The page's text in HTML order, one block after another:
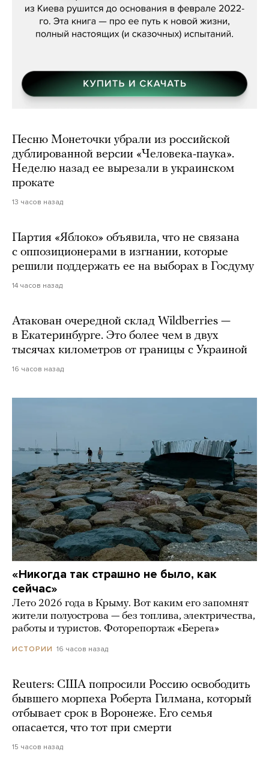
Песню Монеточки убрали из российской
дублированной версии «Человека-паука».
Неделю назад ее вырезали в украинском
прокате
13 часов назад
Партия «Яблоко» объявила, что не связана
с оппозиционерами в изгнании, которые
решили поддержать ее на выборах в Госдуму
14 часов назад
Атакован очередной склад Wildberries —
в Екатеринбурге. Это более чем в двух
тысячах километров от границы с Украиной
16 часов назад
«Никогда так страшно не было, как
сейчас»
Лето 2026 года в Крыму. Вот каким его запомнят
жители полуострова — без топлива, электричества,
работы и туристов. Фоторепортаж «Берега»
ИСТОРИИ 16 часов назад
Reuters: США попросили Россию освободить
бывшего морпеха Роберта Гилмана, который
отбывает срок в Воронеже. Его семья
опасается, что тот при смерти
15 часов назад